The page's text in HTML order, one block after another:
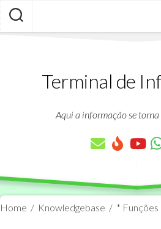
Skip
content
Terminal de
Aqui a informação se
Home / Knowledgebase / * Funções